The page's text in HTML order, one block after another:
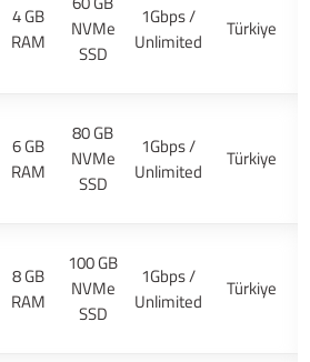
4 GB
RAM
NVMe
SSD
1Gbps /
Unlimited
Türkiye
6 GB
RAM
80 GB
NVMe
SSD
1Gbps /
Unlimited
Türkiye
8 GB
RAM
100 GB
NVMe
SSD
1Gbps /
Unlimited
Türkiye